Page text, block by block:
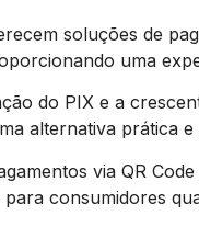
soluções de
uma
do PIX e a
alternativa prática
via QR
consumidores